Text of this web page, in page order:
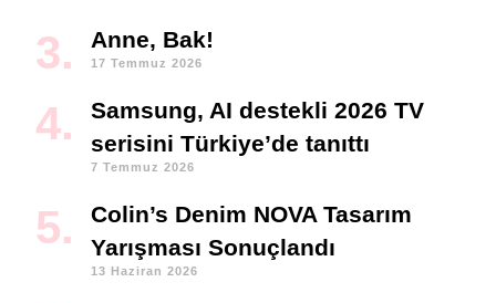
Anne, Bak!
17 Temmuz 2026
Samsung, AI destekli 2026 TV
serisini Türkiye’de tanıttı
7 Temmuz 2026
Colin’s Denim NOVA Tasarım
Yarışması Sonuçlandı
13 Haziran 2026